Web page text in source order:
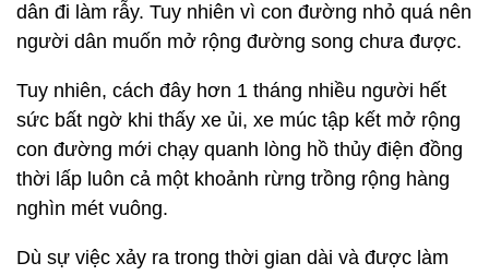
dân đi làm rẫy. Tuy nhiên vì con đường nhỏ quá nên
người dân muốn mở rộng đường song chưa được.
Tuy nhiên, cách đây hơn 1 tháng nhiều người hết
sức bất ngờ khi thấy xe ủi, xe múc tập kết mở rộng
con đường mới chạy quanh lòng hồ thủy điện đồng
thời lấp luôn cả một khoảnh rừng trồng rộng hàng
nghìn mét vuông.
Dù sự việc xảy ra trong thời gian dài và được làm